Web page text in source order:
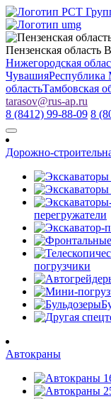
Пензенская область
Нижегородская
Чувашия
областьТамбовская
tarasov@rus-ap.ru
8 (8412) 99-88-09 8
Дорожно-
перегружатели
погрузчики
Автокраны